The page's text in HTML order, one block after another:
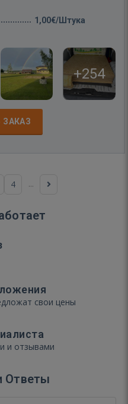
1,00€/Штука
+254
ЗАКАЗ
4 ...
свои цены
и отзывами
Ответы